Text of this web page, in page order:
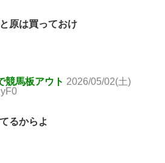
原は買っておけ
競馬板アウト 2026/05/02(土)
るからよ